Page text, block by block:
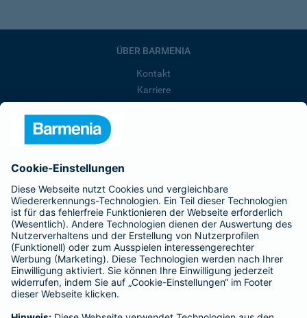
ÜBER BARMENIA
Kontakt
Karriere
Barmenia ist Teil der BarmeniaGothaer
BELIEBTE SEITEN
Kranken-Zusatzversicherung
Tierversicherungen
Haftpflichtversicherung
Hausratversicherung